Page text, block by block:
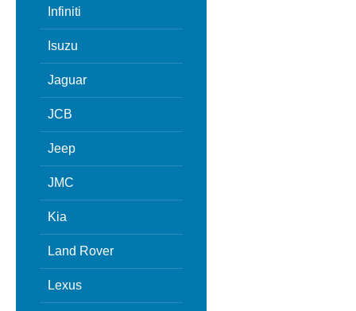
Infiniti
Isuzu
Jaguar
JCB
Jeep
JMC
Kia
Land Rover
Lexus